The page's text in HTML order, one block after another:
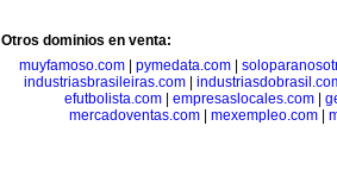
Otros dominios en venta:
muyfamoso.com
pymedata.com
industriasbrasileiras.com|
efutbolista.com| empresaslocales.com|
mercadoventas.com
mexempleo.com